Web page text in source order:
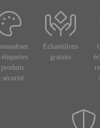
étiquettes
sécurité
Echantillons
gratuits